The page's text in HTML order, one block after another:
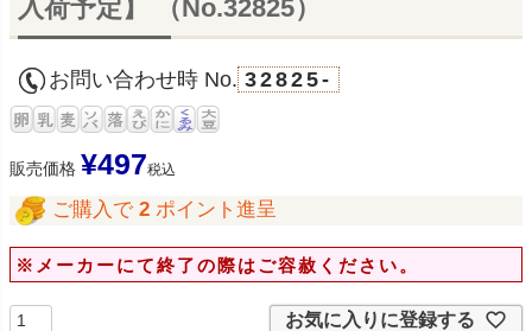
入荷予定】 （No.32825）
お問い合わせ時 No. 32825-
販売価格 ¥497税込
ご購入で 2 ポイント進呈
※メーカーにて終了の際はご容赦ください。
お気に入りに登録する